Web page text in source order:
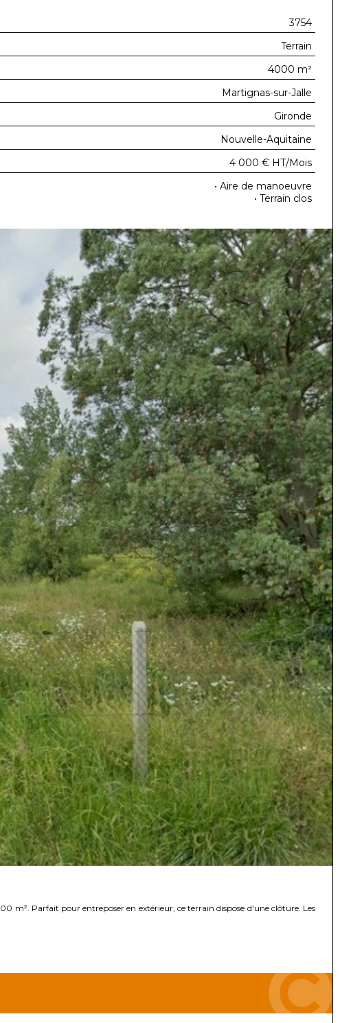
3754
Terrain
4000 m²
Martignas-sur-Jalle
Gironde
Nouvelle-Aquitaine
4 000 € HT/Mois
• Aire de manoeuvre
• Terrain clos
m². Parfait pour entreposer en extérieur, ce terrain dispose d'une clôture. Les